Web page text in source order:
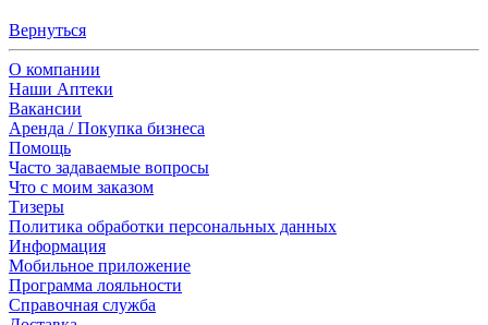
Вернуться
О компании
Наши Аптеки
Вакансии
Аренда / Покупка бизнеса
Помощь
Часто задаваемые вопросы
Что с моим заказом
Тизеры
Политика обработки персональных данных
Информация
Мобильное приложение
Программа лояльности
Справочная служба